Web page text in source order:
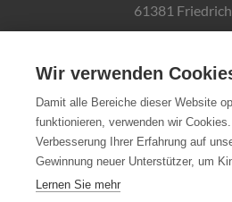
61381
Pax-Bank für Kirche
IBAN
Wir verwenden
Damit alle Bereiche dieser Website
funktionieren, verwenden wir
Verbesserung Ihrer Erfahrung auf
Gewinnung neuer Unterstützer, um
Lernen Sie mehr